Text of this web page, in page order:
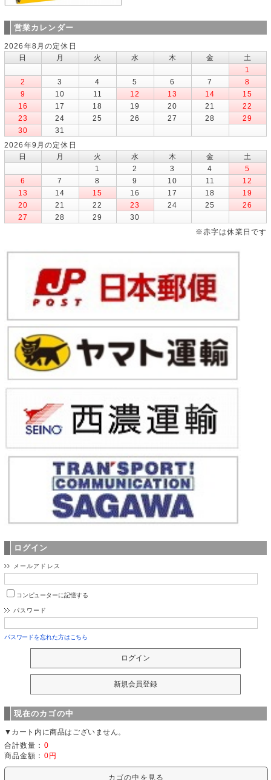
営業カレンダー
2026年8月の定休日
日
月 火 水 木 金
土
1
2
3 4 5 6 7
8
9
10 11 12 13 14
15
16
17 18 19 20 21
22
23
24 25 26 27 28
29
30
31
2026年9月の定休日
日
月 火 水 木 金
土
1
2 3 4
5
6
7 8 9 10 11
12
13
14 15 16 17 18
19
20
21 22 23 24 25
26
27
28 29
30
※赤字は休業日です
ログイン
メールアドレス
コンピューターに記憶する
パスワード
パスワードを忘れた方はこちら
現在のカゴの中
▼カート内に商品はございません。
合計数量： 0
商品金額： 0円
カゴの中を見る